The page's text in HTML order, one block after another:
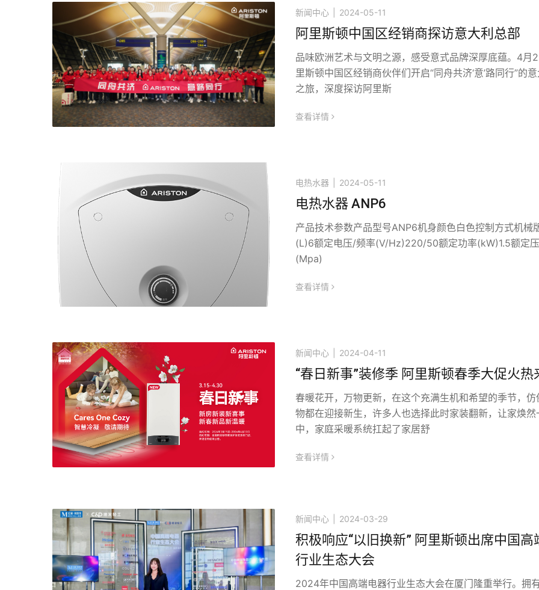
新闻中心 2024-05-11
阿里斯顿中国区经销商探访意大利总部
品味欧洲艺术与文明之源，感受意式品牌深厚底蕴。4月
里斯顿中国区经销商伙伴们开启“同舟共济‘意’路同行”的
之旅，深度探访阿里斯
查看详情 icon
电热水器 2024-05-11
电热水器 ANP6
产品技术参数产品型号ANP6机身颜色白色控制方式机械
(L)6额定电压/频率(V/Hz)220/50额定功率(kW)1.5额定
(Mpa)
查看详情 icon
新闻中心 2024-04-11
“春日新事”装修季 阿里斯顿春季大促火热
春暖花开，万物更新，在这个充满生机和希望的季节，仿
物都在迎接新生，许多人也选择此时家装翻新，让家焕然
中，家庭采暖系统扛起了家居舒
查看详情 icon
新闻中心 2024-03-29
积极响应“以旧换新” 阿里斯顿出席中国高
行业生态大会
2024年中国高端电器行业生态大会在厦门隆重举行。拥